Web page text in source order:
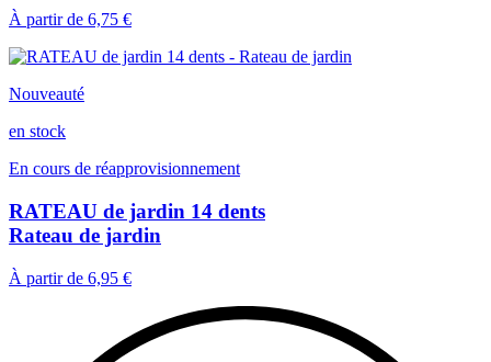
À partir de 6,75 €
Nouveauté
en stock
En cours de réapprovisionnement
RATEAU de jardin 14 dents
Rateau de jardin
À partir de 6,95 €